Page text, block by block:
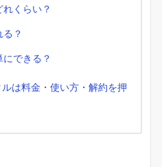
くらい？
？
できる？
は料金・使い方・解約を押